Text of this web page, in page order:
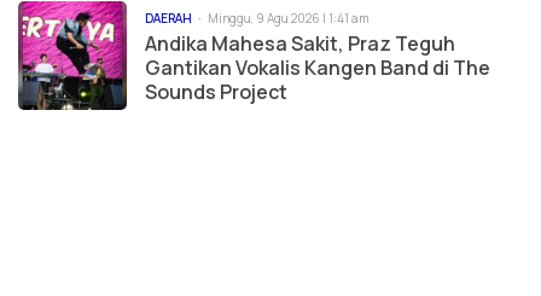
DAERAH Minggu, 9 Agu 2026 | 1:41 am
Andika Mahesa Sakit, Praz Teguh
Gantikan Vokalis Kangen Band di The
Sounds Project